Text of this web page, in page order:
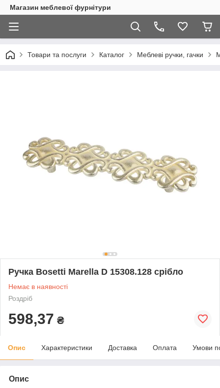
Магазин меблевої фурнітури
Товари та послуги Каталог Меблеві ручки, гачки
Ручка Bosetti Marella D 15308.128 срібло
Немає в наявності
Роздріб
598,37 ₴
Опис Характеристики Доставка Оплата Умови
Опис